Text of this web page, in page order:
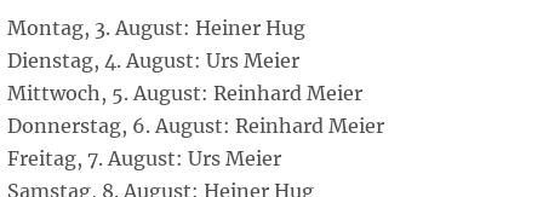
Montag, 3. August: Heiner Hug
Dienstag, 4. August: Urs Meier
Mittwoch, 5. August: Reinhard Meier
Donnerstag, 6. August: Reinhard Meier
Freitag, 7. August: Urs Meier
Samstag, 8. August: Heiner Hug